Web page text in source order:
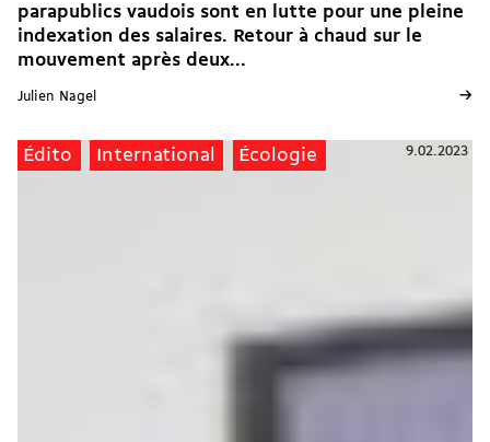
parapublics vaudois sont en lutte pour une pleine
indexation des salaires. Retour à chaud sur le
mouvement après deux...
Julien Nagel →
Édito International Écologie 9.02.2023